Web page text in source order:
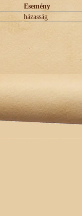
Esemény
házasság